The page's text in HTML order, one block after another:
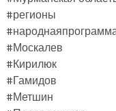
#регионы
#Москалев
#Кирилюк
#Гамидов
#Метшин